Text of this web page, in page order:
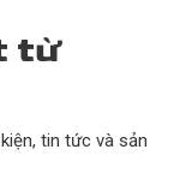
từ
tin tức và sản